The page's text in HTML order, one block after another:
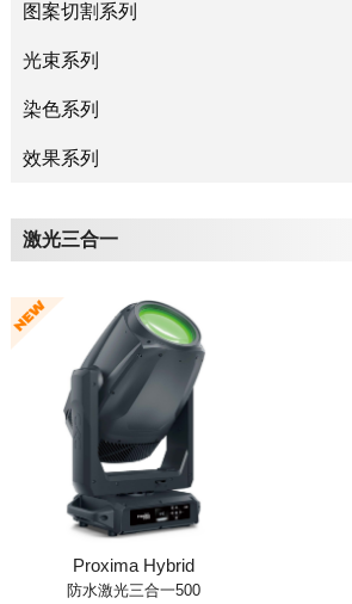
图案切割系列
光束系列
染色系列
效果系列
激光三合一
Proxima Hybrid
防水激光三合一500